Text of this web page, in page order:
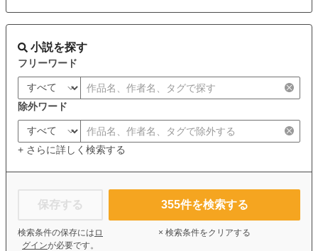
小説を探す
フリーワード
除外ワード
+ さらに詳しく検索する
保存する
検索条件の保存には ロ
グインが必要です。
355件を検索する
× 検索条件をクリアする